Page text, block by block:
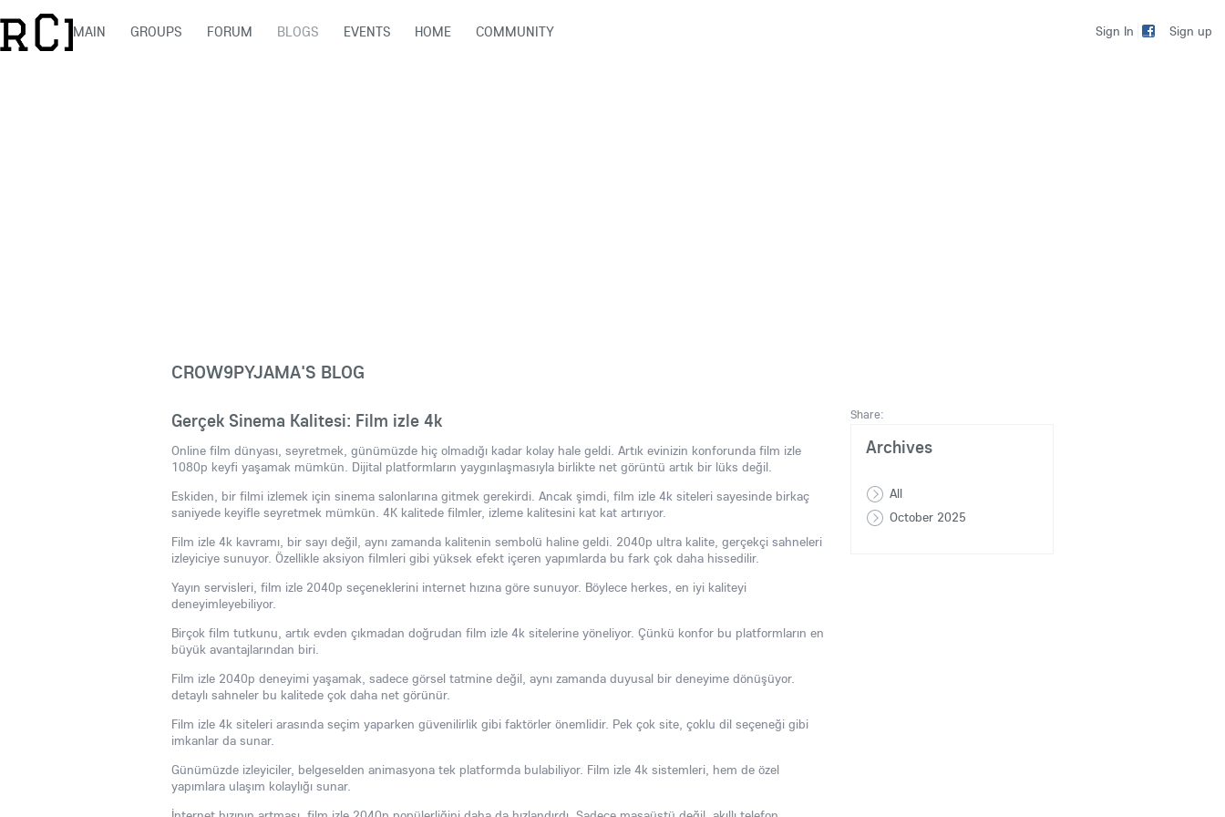
Sign In Sign up
MAIN GROUPS FORUM BLOGS EVENTS HOME COMMUNITY
CROW9PYJAMA'S BLOG
Gerçek Sinema Kalitesi: Film izle 4k
Online film dünyası, seyretmek, günümüzde hiç olmadığı kadar kolay hale geldi. Artık evinizin konforunda film izle
1080p keyfi yaşamak mümkün. Dijital platformların yaygınlaşmasıyla birlikte net görüntü artık bir lüks değil.
Eskiden, bir filmi izlemek için sinema salonlarına gitmek gerekirdi. Ancak şimdi, film izle 4k siteleri sayesinde birkaç
saniyede keyifle seyretmek mümkün. 4K kalitede filmler, izleme kalitesini kat kat artırıyor.
Film izle 4k kavramı, bir sayı değil, aynı zamanda kalitenin sembolü haline geldi. 2040p ultra kalite, gerçekçi sahneleri
izleyiciye sunuyor. Özellikle aksiyon filmleri gibi yüksek efekt içeren yapımlarda bu fark çok daha hissedilir.
Yayın servisleri, film izle 2040p seçeneklerini internet hızına göre sunuyor. Böylece herkes, en iyi kaliteyi
deneyimleyebiliyor.
Birçok film tutkunu, artık evden çıkmadan doğrudan film izle 4k sitelerine yöneliyor. Çünkü konfor bu platformların en
büyük avantajlarından biri.
Film izle 2040p deneyimi yaşamak, sadece görsel tatmine değil, aynı zamanda duyusal bir deneyime dönüşüyor.
detaylı sahneler bu kalitede çok daha net görünür.
Film izle 4k siteleri arasında seçim yaparken güvenilirlik gibi faktörler önemlidir. Pek çok site, çoklu dil seçeneği gibi
imkanlar da sunar.
Günümüzde izleyiciler, belgeselden animasyona tek platformda bulabiliyor. Film izle 4k sistemleri, hem de özel
yapımlara ulaşım kolaylığı sunar.
Share:
Archives
All
October 2025